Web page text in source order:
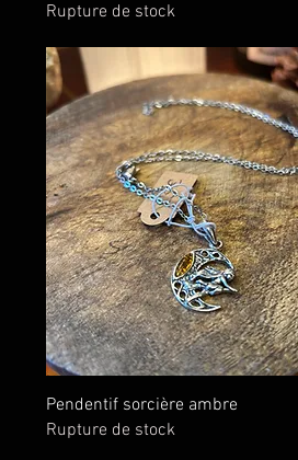
Rupture de stock
Aperçu rapide
Pendentif sorcière ambre
Rupture de stock